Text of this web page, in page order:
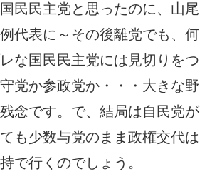
民民主党と思ったのに、山尾
代表に～その後離党でも、何
な国民民主党には見切りをつ
党か参政党か・・・大きな野
念です。で、結局は自民党が
も少数与党のまま政権交代は
で行くのでしょう。